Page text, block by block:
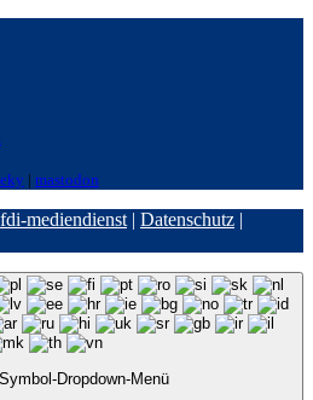
| mastodon
fdi-mediendienst | Datenschutz |